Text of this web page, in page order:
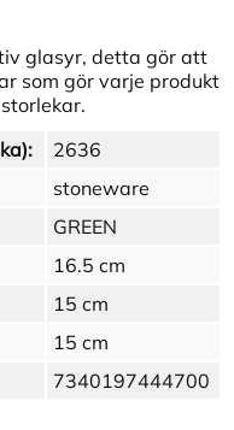
glasyr, detta gör att
som gör varje produkt
2636
stoneware
GREEN
16.5 cm
15 cm
15 cm
7340197444700